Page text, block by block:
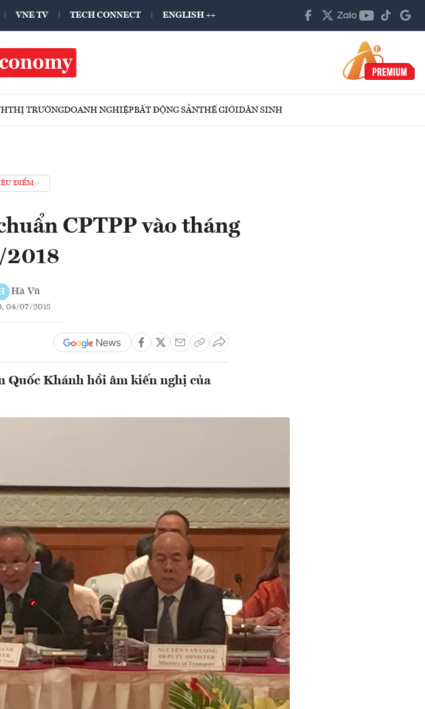
VNE TV TECH CONNECT ENGLISH ++
THỊ TRƯỜNGDOANH NGHIỆPBẤT ĐỘNG SẢNTHẾ GIỚIDÂN SINH
ĐIỂM
CPTPP vào tháng
2018
Hà Vũ
04/07/2018
Quốc Khánh hồi âm kiến nghị của